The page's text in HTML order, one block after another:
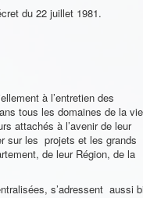
du 22 juillet 1981.
à l’entretien des
tous les domaines de la vie
attachés à l’avenir de leur
sur les projets et les grands
de leur Région, de la
s’adressent aussi